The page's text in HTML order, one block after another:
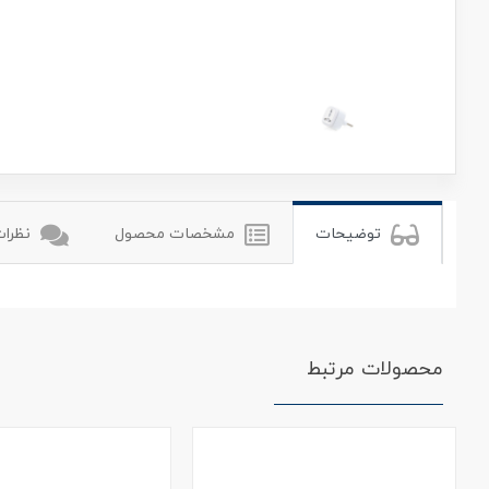
توضیحات مشخصات محصول
محصولات مرتبط